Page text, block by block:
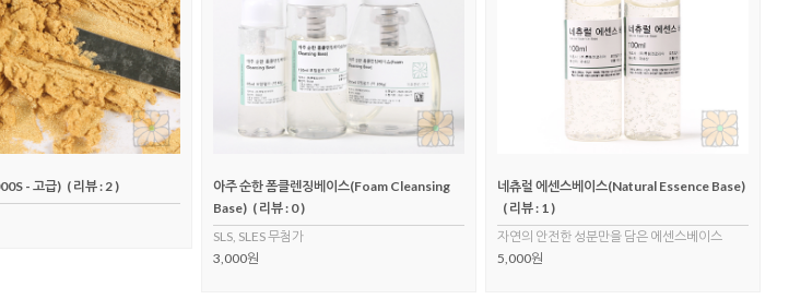
- 고급) ( 리뷰 : 2 )
아주 순한 폼클렌징베이스(Foam Cleansing
Base) ( 리뷰 : 0 )
SLS, SLES 무첨가
3,000원
네츄럴 에센스베이스(Natural Essence Base)
( 리뷰 : 1 )
자연의 안전한 성분만을 담은 에센스베이스
5,000원